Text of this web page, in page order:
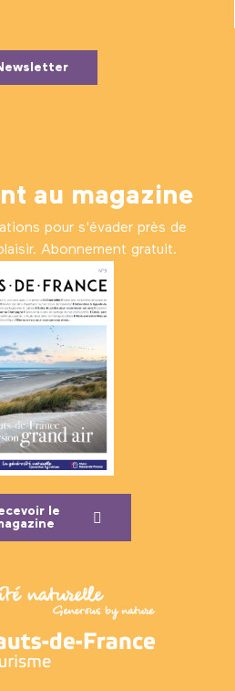
au magazine
pour s'évader près de
Abonnement gratuit.
le